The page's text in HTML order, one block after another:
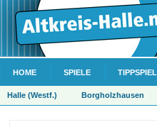
HOME SPIELE TIPPSPIEL
Halle (Westf.) Borgholzhausen